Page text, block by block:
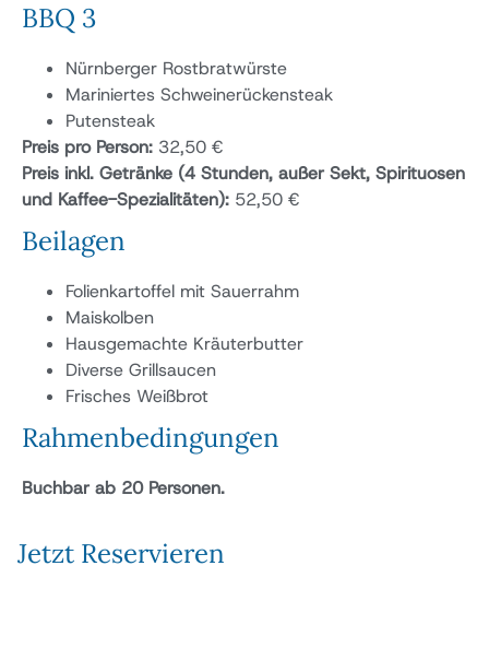
BBQ 3
Nürnberger Rostbratwürste
Mariniertes Schweinerückensteak
Putensteak
Preis pro Person: 32,50 €
Preis inkl. Getränke (4 Stunden, außer Sekt, Spirituosen
und Kaffee-Spezialitäten): 52,50 €
Beilagen
Folienkartoffel mit Sauerrahm
Maiskolben
Hausgemachte Kräuterbutter
Diverse Grillsaucen
Frisches Weißbrot
Rahmenbedingungen
Buchbar ab 20 Personen.
Jetzt Reservieren